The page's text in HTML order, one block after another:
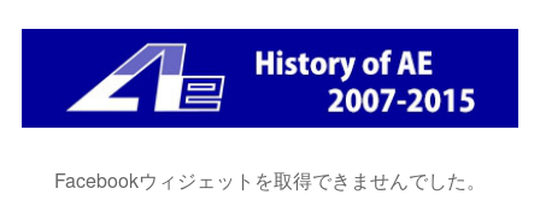
Facebookウィジェットを取得できませんでした。